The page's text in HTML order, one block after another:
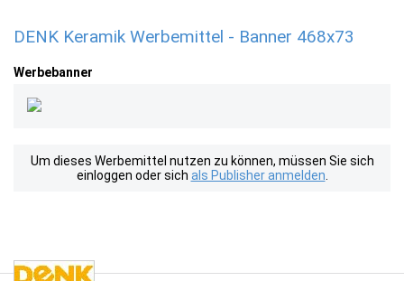
DENK Keramik Werbemittel - Banner 468x73
Werbebanner
Um dieses Werbemittel nutzen zu können, müssen Sie sich
einloggen oder sich als Publisher anmelden